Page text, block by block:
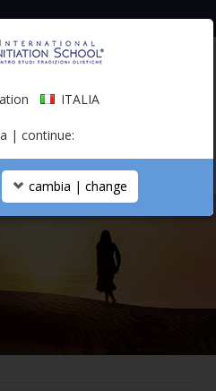
iscriviti alla mailing list
ITALIA
| continue:
cambia | change